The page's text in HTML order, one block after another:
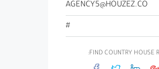
AGENCY5@HOUZEZ.CO
#
FIND COUNTRY HOUSE